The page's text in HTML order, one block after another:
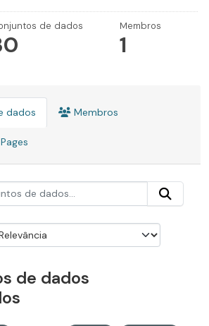
de dados Membros
1
dados Membros
Pages
de dados